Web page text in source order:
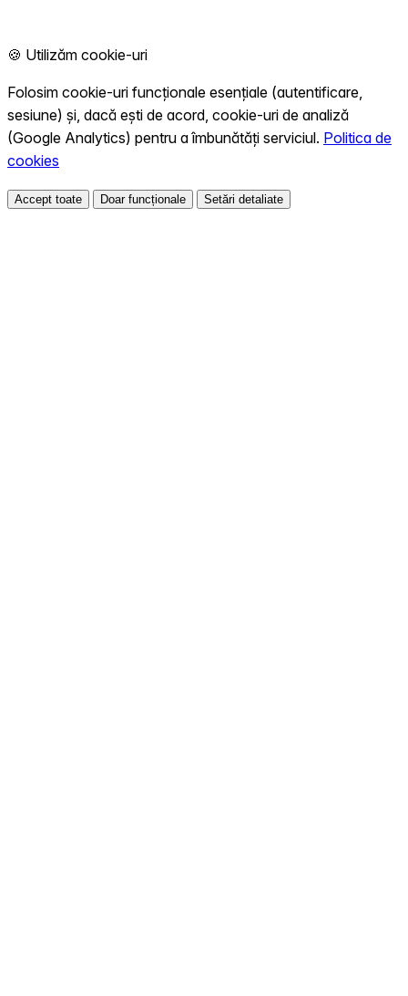
🍪 Utilizăm cookie-uri
Folosim cookie-uri funcționale esențiale (autentificare,
sesiune) și, dacă ești de acord, cookie-uri de analiză
(Google Analytics) pentru a îmbunătăți serviciul. Politica de
cookies
Accept toate Doar funcționale Setări detaliate